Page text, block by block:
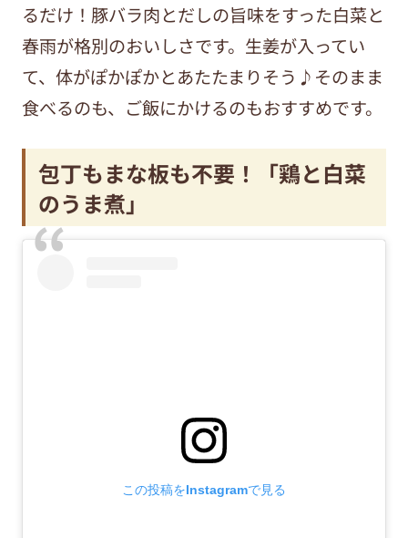
るだけ！豚バラ肉とだしの旨味をすった白菜と
春雨が格別のおいしさです。生姜が入ってい
て、体がぽかぽかとあたたまりそう♪そのまま
食べるのも、ご飯にかけるのもおすすめです。
包丁もまな板も不要！「鶏と白菜
のうま煮」
この投稿をInstagramで見る